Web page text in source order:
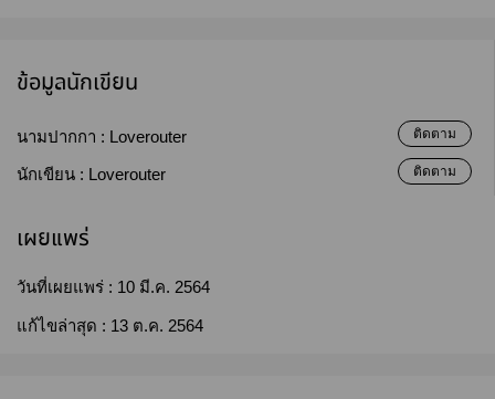
ข้อมูลนักเขียน
นามปากกา : Loverouter ติดตาม
นักเขียน : Loverouter ติดตาม
เผยแพร่
วันที่เผยแพร่ : 10 มี.ค. 2564
แก้ไขล่าสุด : 13 ต.ค. 2564